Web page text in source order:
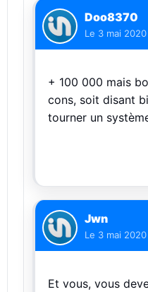
Doo8370
Le 3 mai
+ 100 000 mais
cons, soit disant
tourner un
Jwn
Le 3 mai
Et vous, vous